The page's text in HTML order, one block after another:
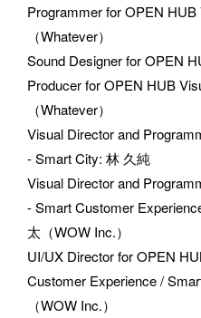
Programmer for OPEN HUB
（Whatever）
Sound Designer for OPEN
Producer for OPEN HUB
（Whatever）
Visual Director and
- Smart City: 林 久純
Visual Director and
- Smart Customer
太（WOW Inc.）
UI/UX Director for OPEN
Customer Experience /
（WOW Inc.）